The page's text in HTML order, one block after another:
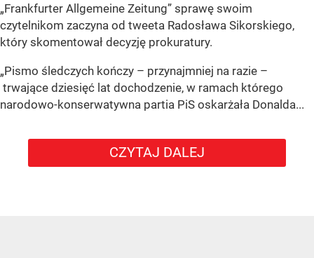
„Frankfurter Allgemeine Zeitung” sprawę swoim
czytelnikom zaczyna od tweeta Radosława Sikorskiego,
który skomentował decyzję prokuratury.
„Pismo śledczych kończy – przynajmniej na razie –
trwające dziesięć lat dochodzenie, w ramach którego
narodowo-konserwatywna partia PiS oskarżała Donalda...
CZYTAJ DALEJ